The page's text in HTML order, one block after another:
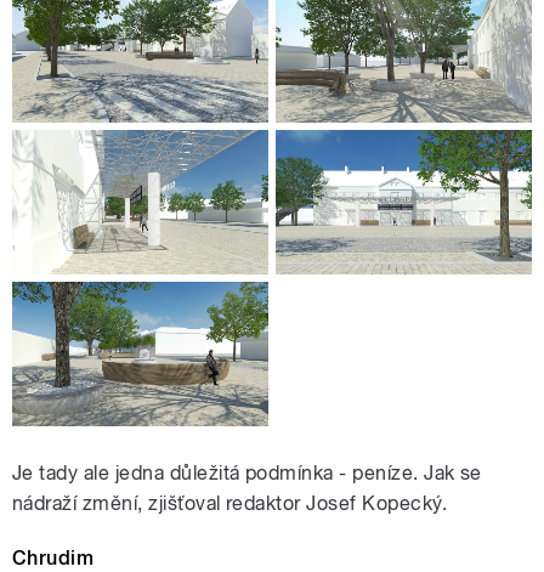
Je tady ale jedna důležitá podmínka - peníze. Jak se
nádraží změní, zjišťoval redaktor Josef Kopecký.
Chrudim